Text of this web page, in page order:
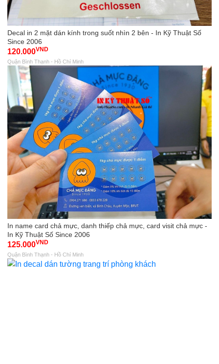
Decal in 2 mặt dán kính trong suốt nhìn 2 bên - In Kỹ Thuật Số
Since 2006
120.000VND
Quận Bình Thạnh - Hồ Chí Minh
In name card chả mực, danh thiếp chả mực, card visit chả mực -
In Kỹ Thuật Số Since 2006
125.000VND
Quận Bình Thạnh - Hồ Chí Minh